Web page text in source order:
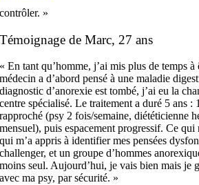
contrôler. »
Témoignage de Marc, 27 ans
« En tant qu’homme, j’ai mis plus de temps
médecin a d’abord pensé à une maladie
diagnostic d’anorexie est tombé, j’ai eu la
centre spécialisé. Le traitement a duré 5 ans :
rapproché (psy 2 fois/semaine, diététicienne
mensuel), puis espacement progressif. Ce
qui m’a appris à identifier mes pensées
challenger, et un groupe d’hommes
moins seul. Aujourd’hui, je vais bien mais je
avec ma psy, par sécurité. »